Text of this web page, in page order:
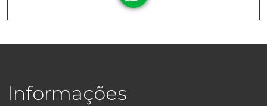
Informações